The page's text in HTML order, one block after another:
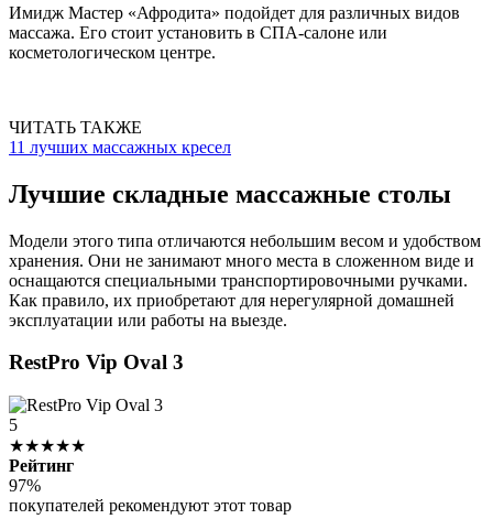
Имидж Мастер «Афродита» подойдет для различных видов
массажа. Его стоит установить в СПА-салоне или
косметологическом центре.
ЧИТАТЬ ТАКЖЕ
11 лучших массажных кресел
Лучшие складные массажные столы
Модели этого типа отличаются небольшим весом и удобством
хранения. Они не занимают много места в сложенном виде и
оснащаются специальными транспортировочными ручками.
Как правило, их приобретают для нерегулярной домашней
эксплуатации или работы на выезде.
RestPro Vip Oval 3
5
★★★★★
Рейтинг
97%
покупателей рекомендуют этот товар